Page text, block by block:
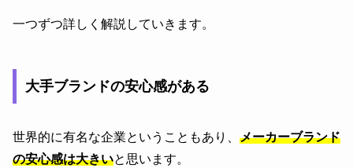
一つずつ詳しく解説していきます。
大手ブランドの安心感がある
世界的に有名な企業ということもあり、 メーカーブランド
の安心感は大きいと思います。